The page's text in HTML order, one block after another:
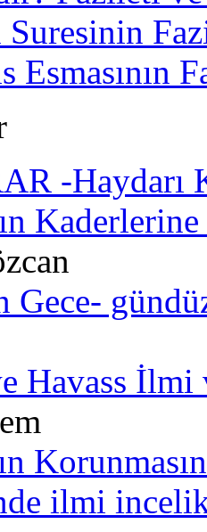
Suresinin
-Haydarı
Gece-
Havass İlmi
ilmi